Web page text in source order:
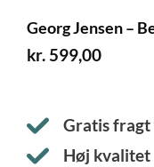
Georg Jensen –
kr. 599,00
Gratis fragt
Høj kvalitet